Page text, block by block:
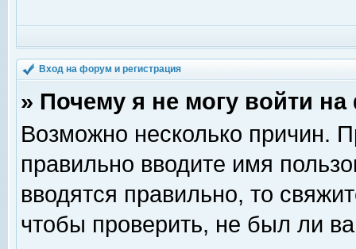
Вход на форум и регистрация
» Почему я не могу войти
Возможно несколько причин.
правильно вводите имя
вводятся правильно, то
чтобы проверить, не был ли